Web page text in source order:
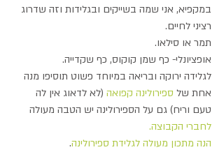
במקפיא, אני שמה בשייקים ובגלידות וזה שדרוג
רציני לחיים.
תמר או סילאו.
אופציונלי- כף שמן קוקוס, כף שקדייה.
לגלידה ירוקה ובריאה במיוחד פשוט תוסיפו מנה
אחת של ספירולינה קפואה (לא לדאוג אין לה
טעם וריח) גם על הספירולינה יש הטבה מעולה
לחברי הקבוצה.
הנה מתכון מעולה לגלידת ספירולינה.